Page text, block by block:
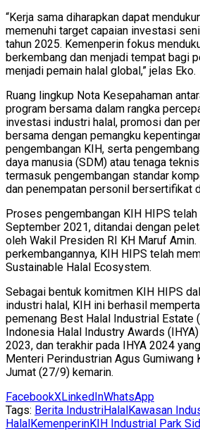
“Kerja sama diharapkan dapat
memenuhi target capaian investasi
tahun 2025. Kemenperin fokus
berkembang dan menjadi tempat bagi
menjadi pemain halal global,” jelas Eko.
Ruang lingkup Nota Kesepahaman
program bersama dalam rangka
investasi industri halal, promosi dan
bersama dengan pemangku
pengembangan KIH, serta
daya manusia (SDM) atau tenaga
termasuk pengembangan standar
dan penempatan personil bersertifikat
Proses pengembangan KIH HIPS
September 2021, ditandai dengan
oleh Wakil Presiden RI KH Maruf Amin.
perkembangannya, KIH HIPS telah
Sustainable Halal Ecosystem.
Sebagai bentuk komitmen KIH HIPS
industri halal, KIH ini berhasil
pemenang Best Halal Industrial Estate
Indonesia Halal Industry Awards
2023, dan terakhir pada IHYA 2024
Menteri Perindustrian Agus Gumiwang
Jumat (27/9) kemarin.
FacebookXLinkedInWhatsApp
Tags: Berita IndustriHalalKawasan
HalalKemenperinKIH Industrial Park